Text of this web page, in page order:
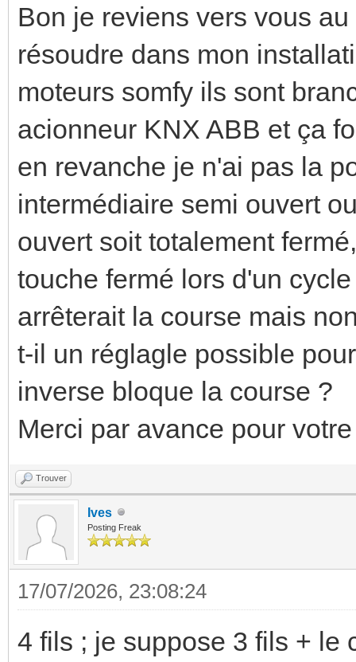
Bon je reviens vers vous
résoudre dans mon
moteurs somfy ils sont
acionneur KNX ABB et ça
en revanche je n'ai pas la
intermédiaire semi ouvert
ouvert soit totalement
touche fermé lors d'un
arrêterait la course mais
t-il un réglagle possible
inverse bloque la course ?
Merci par avance pour
Trouver
Ives
Posting Freak
17/07/2026, 23:08:24
4 fils ; je suppose 3 fils + le